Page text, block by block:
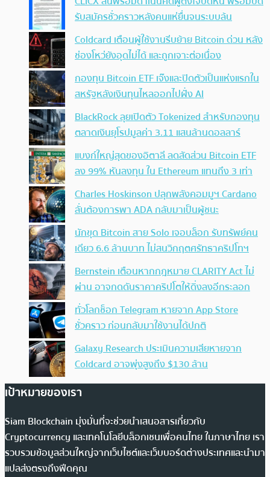
รับสมัครชั่วคราวหลังคนแห่ยื่นจนระบบล้น
Coldcard เตือนผู้ใช้งานรีบย้าย Bitcoin ด่วน หลัง
ช่องโหว่ยังอุดไม่ได้ และถูกเจาะต่อเนื่อง
กองทุน Bitcoin ETF เจ๊งและปิดตัวเป็นแห่งแรกใน
สหรัฐหลังเงินทุนไหลออกไปฝั่ง AI
BlackRock ลุยเปิดตัว Tokenized สำหรับกองทุน
ตลาดเงินยุโรปมูลค่า 3.11 แสนล้านดอลลาร์
แบงก์ใหญ่สุดของอิตาลี ลดสัดส่วน Bitcoin ETF
ลง 99% หันลงทุน ใน Ethereum แทนถึง 3 เท่า
Charles Hoskinson ปลุกพลังคอมมูฯ Cardano
ลั่นต้องการพา ADA กลับมาเป็นผู้ชนะ
นักขุด Bitcoin สาย Solo เจอบล็อก รับทรัพย์คน
เดียว 6.6 ล้านบาท ไม่สนวิกฤตศรัทธาคริปโทฯ
Bernstein เตือนหากกฎหมาย CLARITY Act ไม่
ผ่าน อาจกดดันราคาคริปโตให้ดิ่งลงอีกระลอก
ทั่วโลกช็อก Telegram หายจาก App Store
ชั่วคราว ก่อนกลับมาใช้งานได้ปกติ
Galaxy Research ประเมินความเสียหายจาก
Coldcard อาจพุ่งสูงถึง $130 ล้าน
เป้าหมายของเรา
Siam Blockchain มุ่งมั่นที่จะช่วยนำเสนอสารเกี่ยวกับ
Cryptocurrency และเทคโนโลยีบล็อกเชนเพื่อคนไทย ในภาษาไทย เรา
รวบรวมข้อมูลส่วนใหญ่จากเว็บไซต์และเว็บบอร์ดต่างประเทศและนำมา
แปลส่งตรงถึงฟีดคุณ